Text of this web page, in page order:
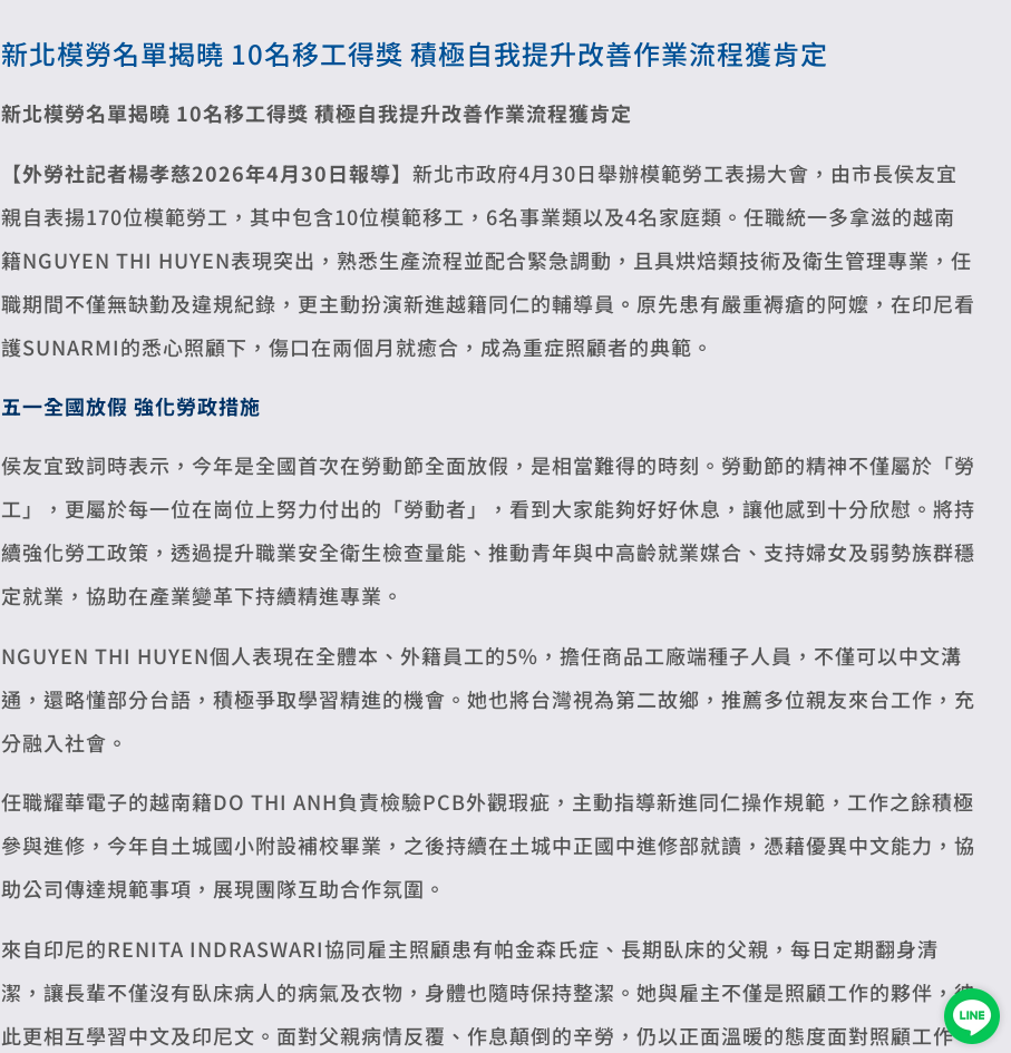
新北模勞名單揭曉 10名移工得獎 積極自我提升改善作業流程獲肯定
新北模勞名單揭曉 10名移工得獎 積極自我提升改善作業流程獲肯定
【外勞社記者楊孝慈2026年4月30日報導】 新北市政府4月30日舉辦模範勞工表揚大會，由市長侯友宜
親自表揚170位模範勞工，其中包含10位模範移工，6名事業類以及4名家庭類。任職統一多拿滋的越南
籍NGUYEN THI HUYEN表現突出，熟悉生產流程並配合緊急調動，且具烘焙類技術及衛生管理專業，任
職期間不僅無缺勤及違規紀錄，更主動扮演新進越籍同仁的輔導員 。 原先患有嚴重褥瘡的阿嬤，在印尼看
護SUNARMI的悉心照顧下，傷口在兩個月就癒合，成為重症照顧者的典範。
五一全國放假 強化勞政措施
侯友宜致詞時表示，今年是全國首次在勞動節全面放假，是相當難得的時刻。勞動節的精神不僅屬於「勞
工」，更屬於每一位在崗位上努力付出的「勞動者」，看到大家能夠好好休息，讓他感到十分欣慰。將持
續強化勞工政策，透過提升職業安全衛生檢查量能、推動青年與中高齡就業媒合、支持婦女及弱勢族群穩
定就業，協助在產業變革下持續精進專業。
NGUYEN THI HUYEN個人表現在全體本、外籍員工的5%，擔任商品工廠端種子人員，不僅可以中文溝
通，還略懂部分台語，積極爭取學習精進的機會。她也將台灣視為第二故鄉，推薦多位親友來台工作，充
分融入社會。
任職耀華電子的越南籍DO THI ANH負責檢驗PCB外觀瑕疵，主動指導新進同仁操作規範，工作之餘積極
參與進修，今年自土城國小附設補校畢業，之後持續在土城中正國中進修部就讀，憑藉優異中文能力，協
助公司傳達規範事項，展現團隊互助合作氛圍。
來自印尼的RENITA INDRASWARI協同雇主照顧患有帕金森氏症、長期臥床的父親，每日定期翻身清
潔，讓長輩不僅沒有臥床病人的病氣及衣物，身體也隨時保持整潔。她與雇主不僅是照顧工作的夥伴，彼
此更相互學習中文及印尼文。面對父親病情反覆、作息顛倒的辛勞，仍以正面溫暖的態度面對照顧工作，